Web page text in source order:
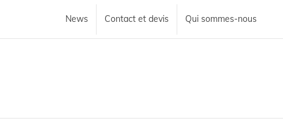
News Contact et devis Qui sommes-nous